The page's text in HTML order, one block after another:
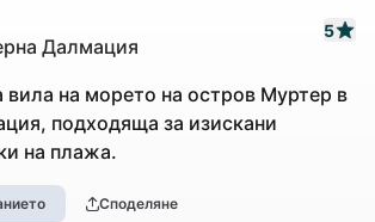
Далмация
5
вила на морето на остров Муртер в
подходяща за изискани
на плажа.
Споделяне